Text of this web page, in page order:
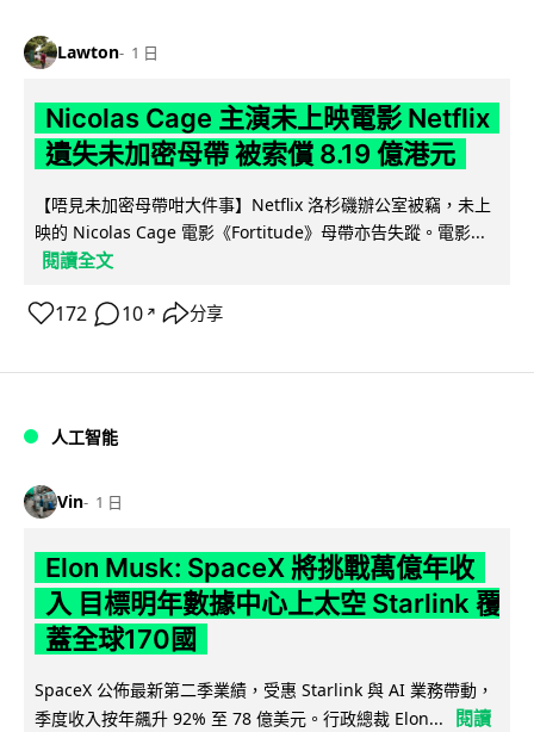
Lawton 1 日
Nicolas Cage 主演未上映電影 Netflix
遺失未加密母帶 被索償 8.19 億港元
【唔見未加密母帶咁大件事】Netflix 洛杉磯辦公室被竊，未上
映的 Nicolas Cage 電影《Fortitude》母帶亦告失蹤。電影...
閱讀全文
172 10 ↗ 分享
人工智能
Vin 1 日
Elon Musk: SpaceX 將挑戰萬億年收
入 目標明年數據中心上太空 Starlink 覆
蓋全球170國
SpaceX 公佈最新第二季業績，受惠 Starlink 與 AI 業務帶動，
季度收入按年飆升 92% 至 78 億美元。行政總裁 Elon...
閱讀